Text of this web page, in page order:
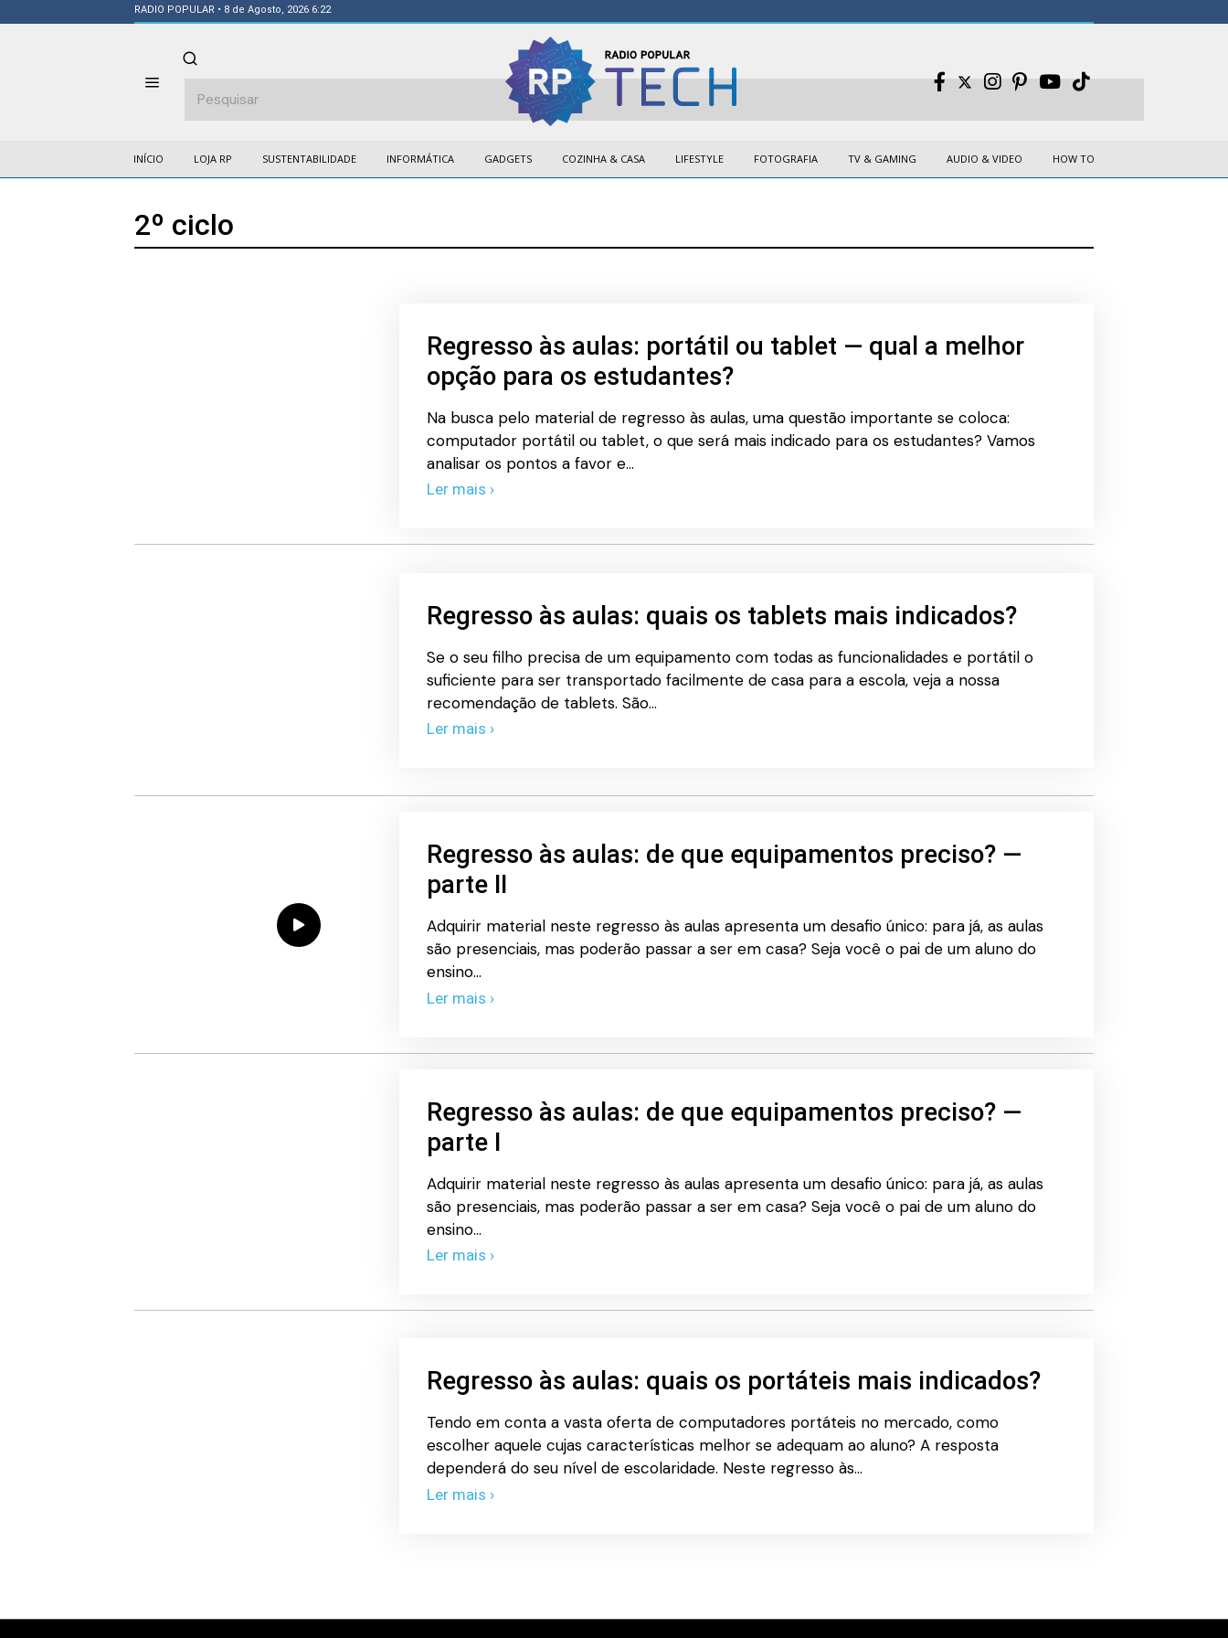
RADIO POPULAR • 8 de Agosto, 2026 6:22
INÍCIO LOJA RP SUSTENTABILIDADE INFORMÁTICA GADGETS COZINHA & CASA LIFESTYLE FOTOGRAFIA TV & GAMING AUDIO & VIDEO HOW TO
2º ciclo
Regresso às aulas: portátil ou tablet — qual a melhor
opção para os estudantes?
Na busca pelo material de regresso às aulas, uma questão importante se coloca:
computador portátil ou tablet, o que será mais indicado para os estudantes? Vamos
analisar os pontos a favor e…
Ler mais ›
Regresso às aulas: quais os tablets mais indicados?
Se o seu filho precisa de um equipamento com todas as funcionalidades e portátil o
suficiente para ser transportado facilmente de casa para a escola, veja a nossa
recomendação de tablets. São…
Ler mais ›
Regresso às aulas: de que equipamentos preciso? —
parte II
Adquirir material neste regresso às aulas apresenta um desafio único: para já, as aulas
são presenciais, mas poderão passar a ser em casa? Seja você o pai de um aluno do
ensino…
Ler mais ›
Regresso às aulas: de que equipamentos preciso? —
parte I
Adquirir material neste regresso às aulas apresenta um desafio único: para já, as aulas
são presenciais, mas poderão passar a ser em casa? Seja você o pai de um aluno do
ensino…
Ler mais ›
Regresso às aulas: quais os portáteis mais indicados?
Tendo em conta a vasta oferta de computadores portáteis no mercado, como
escolher aquele cujas características melhor se adequam ao aluno? A resposta
dependerá do seu nível de escolaridade. Neste regresso às…
Ler mais ›